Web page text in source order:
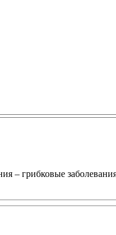
– грибковые